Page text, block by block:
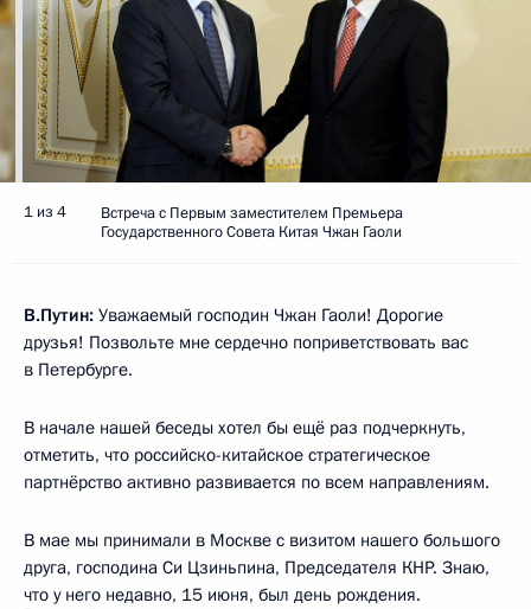
1 из 4
Встреча с Первым заместителем Премьера
Государственного Совета Китая Чжан Гаоли
В.Путин: Уважаемый господин Чжан Гаоли! Дорогие
друзья! Позвольте мне сердечно поприветствовать вас
в Петербурге.
В начале нашей беседы хотел бы ещё раз подчеркнуть,
отметить, что российско-китайское стратегическое
партнёрство активно развивается по всем направлениям.
В мае мы принимали в Москве с визитом нашего большого
друга, господина Си Цзиньпина, Председателя КНР. Знаю,
что у него недавно, 15 июня, был день рождения.